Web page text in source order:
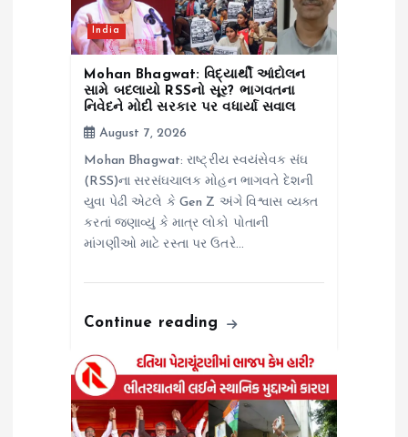
India
Mohan Bhagwat: વિદ્યાર્થી આંદોલન
સામે બદલાયો RSSનો સૂર? ભાગવતના
નિવેદને મોદી સરકાર પર વધાર્યા સવાલ
August 7, 2026
Mohan Bhagwat: રાષ્ટ્રીય સ્વયંસેવક સંઘ
(RSS)ના સરસંઘચાલક મોહન ભાગવતે દેશની
યુવા પેઢી એટલે કે Gen Z અંગે વિશ્વાસ વ્યક્ત
કરતાં જણાવ્યું કે માત્ર લોકો પોતાની
માંગણીઓ માટે રસ્તા પર ઉતરે…
Continue reading